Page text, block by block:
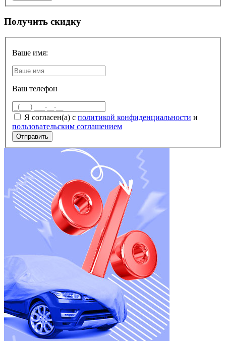
Получить скидку
Ваше имя:
Ваш телефон
Я согласен(а) с политикой конфиденциальности и
пользовательским соглашением